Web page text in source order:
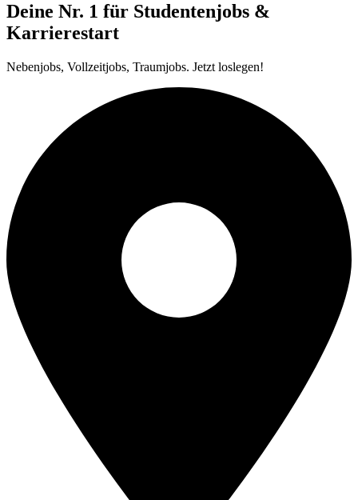
Deine Nr. 1 für Studentenjobs &
Karrierestart
Nebenjobs, Vollzeitjobs, Traumjobs. Jetzt loslegen!